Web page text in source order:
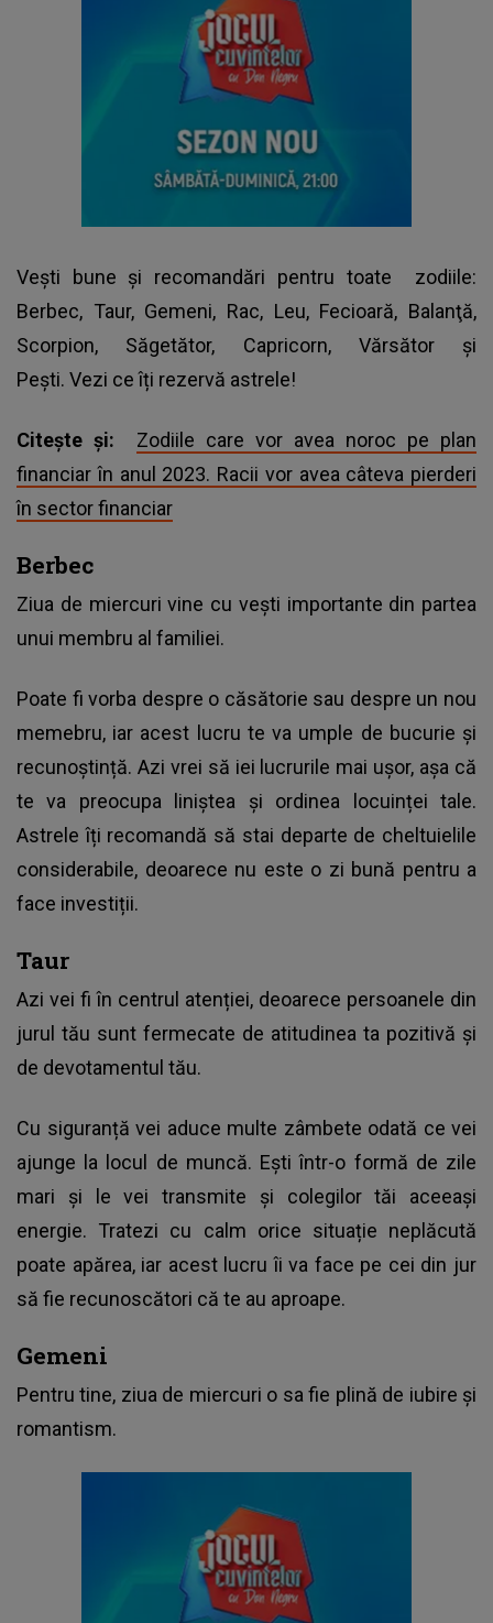
Vești bune și recomandări pentru toate zodiile:
Berbec, Taur, Gemeni, Rac, Leu, Fecioară, Balanţă,
Scorpion, Săgetător, Capricorn, Vărsător şi
Peşti. Vezi ce îți rezervă astrele!
Citește și: Zodiile care vor avea noroc pe plan
financiar în anul 2023. Racii vor avea câteva pierderi
în sector financiar
Berbec
Ziua de miercuri vine cu vești importante din partea
unui membru al familiei.
Poate fi vorba despre o căsătorie sau despre un nou
memebru, iar acest lucru te va umple de bucurie și
recunoștință. Azi vrei să iei lucrurile mai ușor, așa că
te va preocupa liniștea și ordinea locuinței tale.
Astrele îți recomandă să stai departe de cheltuielile
considerabile, deoarece nu este o zi bună pentru a
face investiții.
Taur
Azi vei fi în centrul atenției, deoarece persoanele din
jurul tău sunt fermecate de atitudinea ta pozitivă și
de devotamentul tău.
Cu siguranță vei aduce multe zâmbete odată ce vei
ajunge la locul de muncă. Ești într-o formă de zile
mari și le vei transmite și colegilor tăi aceeași
energie. Tratezi cu calm orice situație neplăcută
poate apărea, iar acest lucru îi va face pe cei din jur
să fie recunoscători că te au aproape.
Gemeni
Pentru tine, ziua de miercuri o sa fie plină de iubire și
romantism.